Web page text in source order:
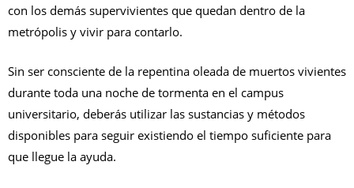
con los demás supervivientes que quedan dentro de la
metrópolis y vivir para contarlo.
Sin ser consciente de la repentina oleada de muertos vivientes
durante toda una noche de tormenta en el campus
universitario, deberás utilizar las sustancias y métodos
disponibles para seguir existiendo el tiempo suficiente para
que llegue la ayuda.